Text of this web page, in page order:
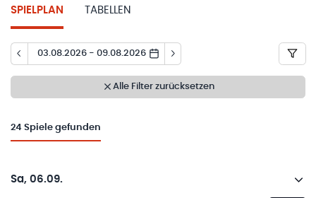
SPIELPLAN TABELLEN
03.08.2026 - 09.08.2026
Alle Filter zurücksetzen
24 Spiele gefunden
Sa, 06.09.